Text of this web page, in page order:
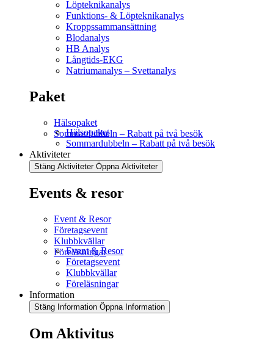
Löpteknikanalys
Funktions- & Löpteknikanalys
Kroppssammansättning
Blodanalys
HB Analys
Långtids-EKG
Natriumanalys – Svettanalys
Paket
Hälsopaket
Sommardubbeln – Rabatt på två besök
Hälsopaket
Sommardubbeln – Rabatt på två besök
Aktiviteter
Stäng Aktiviteter Öppna Aktiviteter
Events & resor
Event & Resor
Företagsevent
Klubbkvällar
Föreläsningar
Event & Resor
Företagsevent
Klubbkvällar
Föreläsningar
Information
Stäng Information Öppna Information
Om Aktivitus